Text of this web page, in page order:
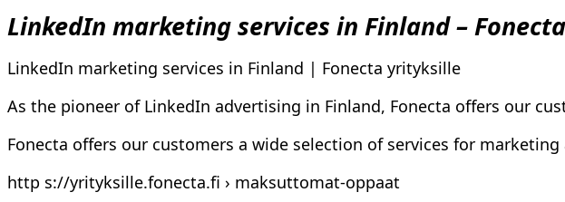
LinkedIn marketing services in Finland –
LinkedIn marketing services in Finland | Fonecta yrityksille
As the pioneer of LinkedIn advertising in Finland, Fonecta offers our
Fonecta offers our customers a wide selection of services for
http s://yrityksille.fonecta.fi › maksuttomat-oppaat